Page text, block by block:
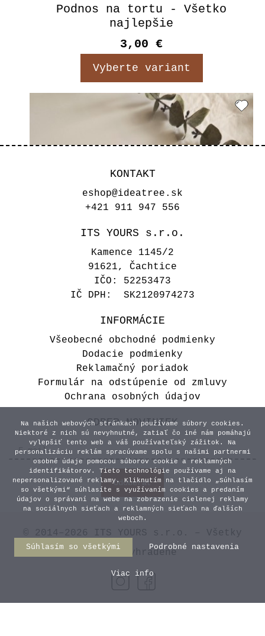
Podnos na tortu - Všetko
najlepšie
3,00 €
Vyberte variant
Podnos na tortu - Pečené s
láskou
3,00 €
Vyberte variant
KONTAKT
eshop@ideatree.sk
+421 911 947 556
ITS YOURS s.r.o.
Kamence 1145/2
91621, Čachtice
IČO: 52253473
IČ DPH: SK2120974273
INFORMÁCIE
Všeobecné obchodné podmienky
Dodacie podmienky
Reklamačný poriadok
Formulár na odstúpenie od zmluvy
Ochrana osobných údajov
ODBER NOVINIEK
© 2014–2026 ITS YOURS s.r.o. – Všetky
práva vyhradené
Na našich webových stránkach používame súbory cookies.
Niektoré z nich sú nevyhnutné, zatiaľ čo iné nám pomáhajú
vylepšiť tento web a váš používateľský zážitok. Na
personalizáciu reklám spracúvame spolu s našimi partnermi
osobné údaje pomocou súborov cookie a reklamných
identifikátorov. Tieto technológie používame aj na
nepersonalizované reklamy. Kliknutím na tlačidlo „Súhlasím
so všetkými“ súhlasíte s využívaním cookies a predaním
údajov o správaní na webe na zobrazenie cielenej reklamy
na sociálnych sieťach a reklamných sieťach na ďalších
weboch.
Súhlasím so všetkými Podrobné nastavenia
Viac info